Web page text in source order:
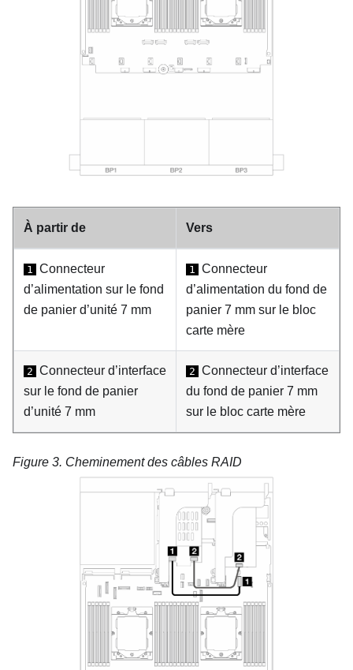
À partir de Vers
1 Connecteur
d’alimentation sur le fond
de panier d’unité 7 mm
1 Connecteur
d’alimentation du fond de
panier 7 mm sur le bloc
carte mère
2 Connecteur d’interface
sur le fond de panier
d’unité 7 mm
2 Connecteur d’interface
du fond de panier 7 mm
sur le bloc carte mère
Figure 3. Cheminement des câbles RAID